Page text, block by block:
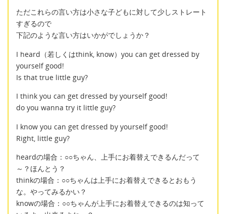
ただこれらの言い方は小さな子どもに対して少しストレート
すぎるので
下記のような言い方はいかがでしょうか？
I heard（若しくはthink, know）you can get dressed by
yourself good!
Is that true little guy?
I think you can get dressed by yourself good!
do you wanna try it little guy?
I know you can get dressed by yourself good!
Right, little guy?
heardの場合：○○ちゃん、上手にお着替えできるんだって
～？ほんとう？
thinkの場合：○○ちゃんは上手にお着替えできるとおもう
な。やってみるかい？
knowの場合：○○ちゃんが上手にお着替えできるのは知って